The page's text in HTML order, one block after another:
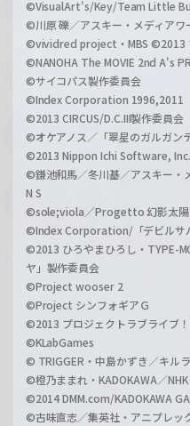
©VisualArt's/Key/Team Little
©川原 礫／アスキー・メディア
©vividred project・MBS ©2013
©NANOHA The MOVIE 2nd A's
©サイコパス製作委員会
©Index Corporation 1996,2011
©2013 CIRCUS/D.C.III製作委員会
©オケアノス／「翠星のガルガン
©2013 Nippon Ichi Software, Inc.
©鎌池和馬／冬川基／アスキー・
N S
©sole;viola／Progetto 幻影太陽
©Index Corporation/「デビルサ
©2013 ひろやまひろし・TYPE-
ヤ」製作委員会
©Project wooser 2
©Project シンフォギアＧ
©2013 プロジェクトラブライブ！
©KLabGames
© TRIGGER・中島かずき／キル
©橙乃ままれ・KADOKAWA／NHK
©2014 DMM.com/KADOKAWA
©古味直志／集英社・アニプレッ